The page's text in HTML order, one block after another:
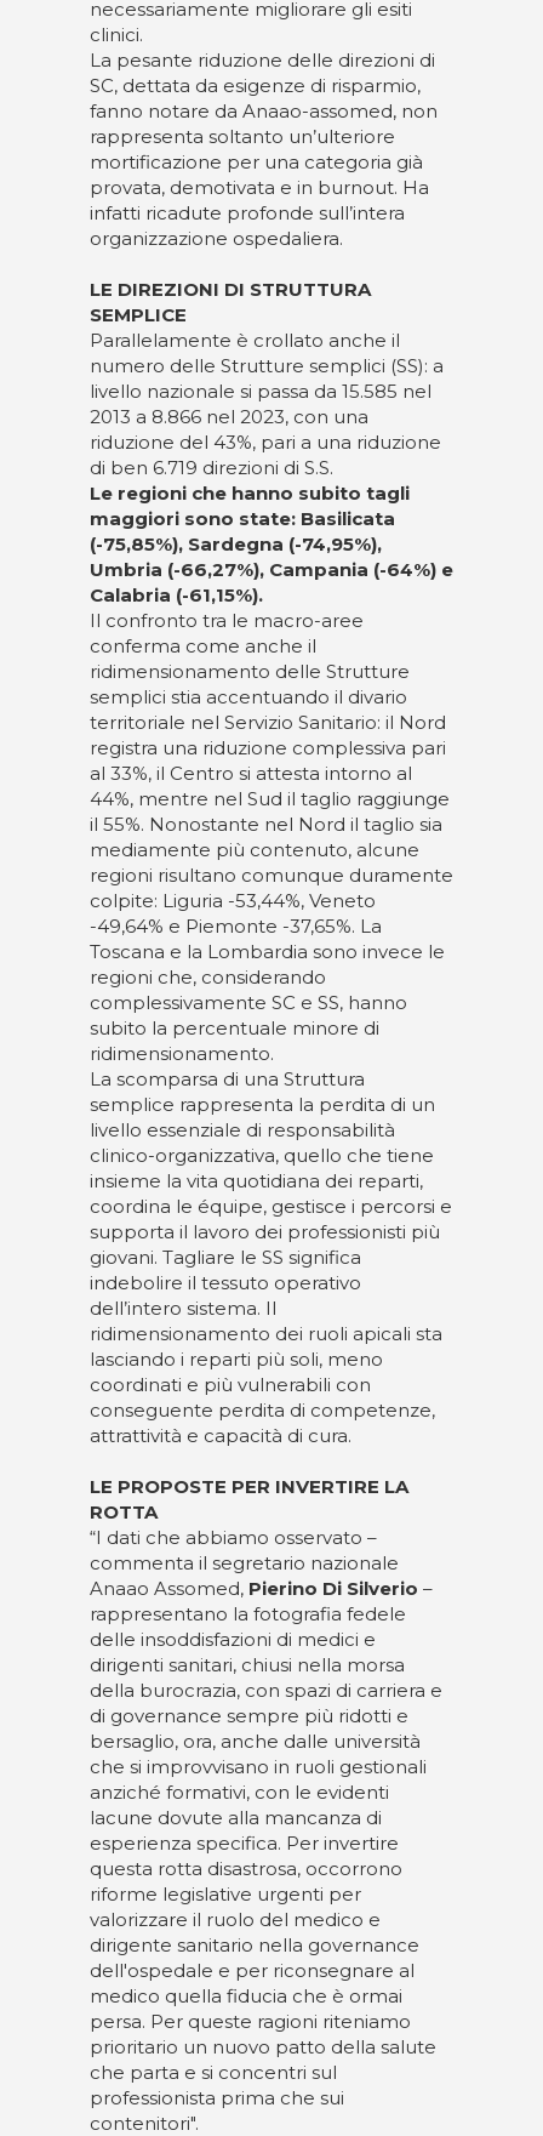
necessariamente migliorare gli esiti
clinici.
La pesante riduzione delle direzioni di
SC, dettata da esigenze di risparmio,
fanno notare da Anaao-assomed, non
rappresenta soltanto un’ulteriore
mortificazione per una categoria già
provata, demotivata e in burnout. Ha
infatti ricadute profonde sull’intera
organizzazione ospedaliera.
LE DIREZIONI DI STRUTTURA
SEMPLICE
Parallelamente è crollato anche il
numero delle Strutture semplici (SS): a
livello nazionale si passa da 15.585 nel
2013 a 8.866 nel 2023, con una
riduzione del 43%, pari a una riduzione
di ben 6.719 direzioni di S.S.
Le regioni che hanno subito tagli
maggiori sono state: Basilicata
(-75,85%), Sardegna (-74,95%),
Umbria (-66,27%), Campania (-64%) e
Calabria (-61,15%).
Il confronto tra le macro-aree
conferma come anche il
ridimensionamento delle Strutture
semplici stia accentuando il divario
territoriale nel Servizio Sanitario: il Nord
registra una riduzione complessiva pari
al 33%, il Centro si attesta intorno al
44%, mentre nel Sud il taglio raggiunge
il 55%. Nonostante nel Nord il taglio sia
mediamente più contenuto, alcune
regioni risultano comunque duramente
colpite: Liguria -53,44%, Veneto
-49,64% e Piemonte -37,65%. La
Toscana e la Lombardia sono invece le
regioni che, considerando
complessivamente SC e SS, hanno
subito la percentuale minore di
ridimensionamento.
La scomparsa di una Struttura
semplice rappresenta la perdita di un
livello essenziale di responsabilità
clinico-organizzativa, quello che tiene
insieme la vita quotidiana dei reparti,
coordina le équipe, gestisce i percorsi e
supporta il lavoro dei professionisti più
giovani. Tagliare le SS significa
indebolire il tessuto operativo
dell’intero sistema. Il
ridimensionamento dei ruoli apicali sta
lasciando i reparti più soli, meno
coordinati e più vulnerabili con
conseguente perdita di competenze,
attrattività e capacità di cura.
LE PROPOSTE PER INVERTIRE LA
ROTTA
“I dati che abbiamo osservato –
commenta il segretario nazionale
Anaao Assomed, Pierino Di Silverio –
rappresentano la fotografia fedele
delle insoddisfazioni di medici e
dirigenti sanitari, chiusi nella morsa
della burocrazia, con spazi di carriera e
di governance sempre più ridotti e
bersaglio, ora, anche dalle università
che si improvvisano in ruoli gestionali
anziché formativi, con le evidenti
lacune dovute alla mancanza di
esperienza specifica. Per invertire
questa rotta disastrosa, occorrono
riforme legislative urgenti per
valorizzare il ruolo del medico e
dirigente sanitario nella governance
dell'ospedale e per riconsegnare al
medico quella fiducia che è ormai
persa. Per queste ragioni riteniamo
prioritario un nuovo patto della salute
che parta e si concentri sul
professionista prima che sui
contenitori".